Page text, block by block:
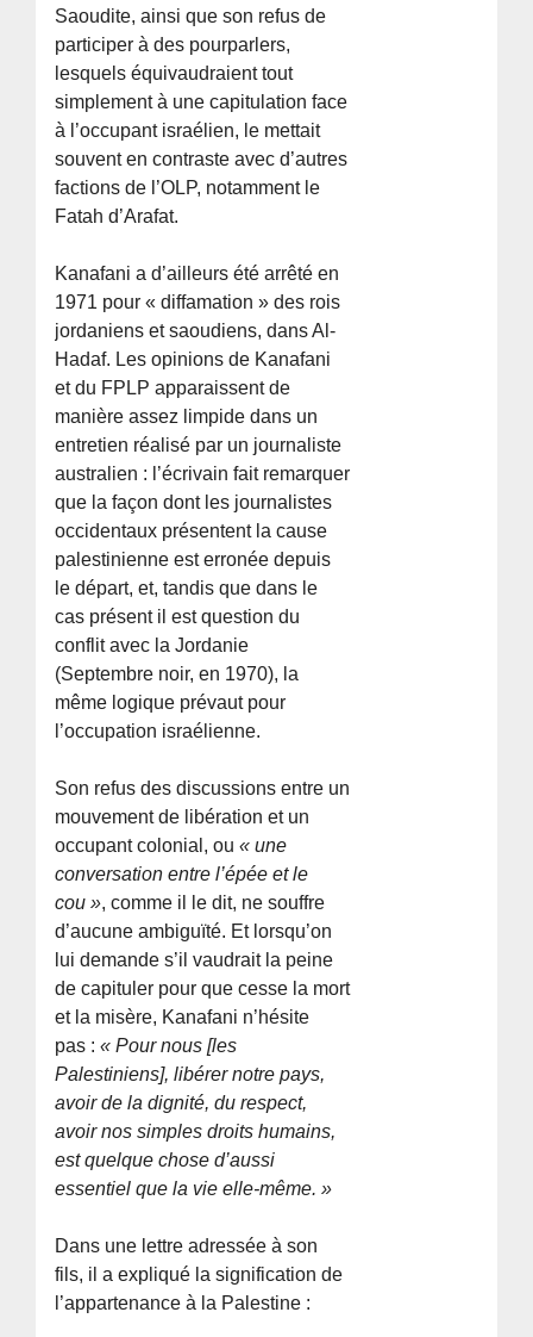
Saoudite, ainsi que son refus de
participer à des pourparlers,
lesquels équivaudraient tout
simplement à une capitulation face
à l’occupant israélien, le mettait
souvent en contraste avec d’autres
factions de l’OLP, notamment le
Fatah d’Arafat.
Kanafani a d’ailleurs été arrêté en
1971 pour « diffamation » des rois
jordaniens et saoudiens, dans Al-
Hadaf. Les opinions de Kanafani
et du FPLP apparaissent de
manière assez limpide dans un
entretien réalisé par un journaliste
australien : l’écrivain fait remarquer
que la façon dont les journalistes
occidentaux présentent la cause
palestinienne est erronée depuis
le départ, et, tandis que dans le
cas présent il est question du
conflit avec la Jordanie
(Septembre noir, en 1970), la
même logique prévaut pour
l’occupation israélienne.
Son refus des discussions entre un
mouvement de libération et un
occupant colonial, ou« une
conversation entre l’épée et le
cou », comme il le dit, ne souffre
d’aucune ambiguïté. Et lorsqu’on
lui demande s’il vaudrait la peine
de capituler pour que cesse la mort
et la misère, Kanafani n’hésite
pas :« Pour nous [les
Palestiniens], libérer notre pays,
avoir de la dignité, du respect,
avoir nos simples droits humains,
est quelque chose d’aussi
essentiel que la vie elle-même. »
Dans une lettre adressée à son
fils, il a expliqué la signification de
l’appartenance à la Palestine :